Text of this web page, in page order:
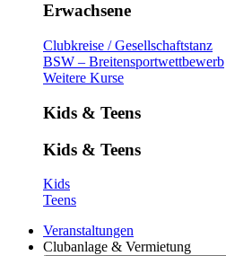
Erwachsene
Clubkreise / Gesellschaftstanz
BSW – Breitensportwettbewerb
Weitere Kurse
Kids & Teens
Kids & Teens
Kids
Teens
Veranstaltungen
Clubanlage & Vermietung